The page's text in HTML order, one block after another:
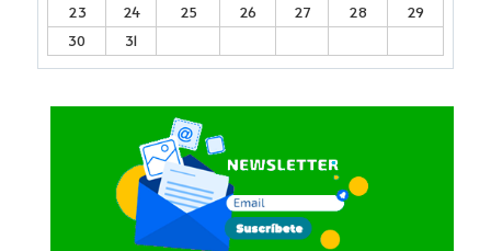
23
24 25 26 27 28
29
30
31